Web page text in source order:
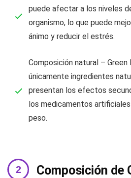
puede afectar a los niveles
organismo, lo que puede
ánimo y reducir el estrés.
Composición natural –
únicamente ingredientes
presentan los efectos
los medicamentos
peso.
Composición de